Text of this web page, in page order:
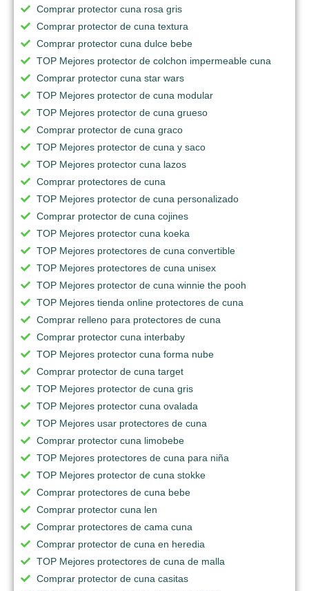
Comprar protector cuna rosa gris
Comprar protector de cuna textura
Comprar protector cuna dulce bebe
TOP Mejores protector de colchon impermeable cuna
Comprar protector cuna star wars
TOP Mejores protector de cuna modular
TOP Mejores protector de cuna grueso
Comprar protector de cuna graco
TOP Mejores protector de cuna y saco
TOP Mejores protector cuna lazos
Comprar protectores de cuna
TOP Mejores protector de cuna personalizado
Comprar protector de cuna cojines
TOP Mejores protector cuna koeka
TOP Mejores protectores de cuna convertible
TOP Mejores protectores de cuna unisex
TOP Mejores protector de cuna winnie the pooh
TOP Mejores tienda online protectores de cuna
Comprar relleno para protectores de cuna
Comprar protector cuna interbaby
TOP Mejores protector cuna forma nube
Comprar protector de cuna target
TOP Mejores protector de cuna gris
TOP Mejores protector cuna ovalada
TOP Mejores usar protectores de cuna
Comprar protector cuna limobebe
TOP Mejores protectores de cuna para niña
TOP Mejores protector de cuna stokke
Comprar protectores de cuna bebe
Comprar protector cuna len
Comprar protectores de cama cuna
Comprar protector de cuna en heredia
TOP Mejores protectores de cuna de malla
Comprar protector de cuna casitas